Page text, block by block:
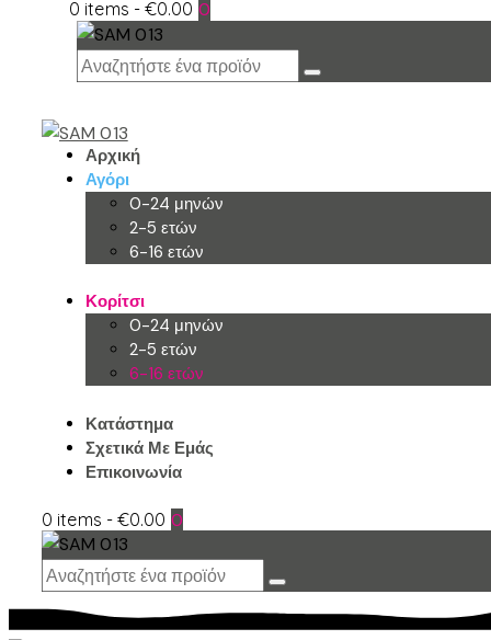
0 items -€0.00 0
Αρχική
Αγόρι
0-24 μηνών
2-5 ετών
6-16 ετών
Κορίτσι
0-24 μηνών
2-5 ετών
6-16 ετών
Κατάστημα
Σχετικά Με Εμάς
Επικοινωνία
0 items -€0.00 0